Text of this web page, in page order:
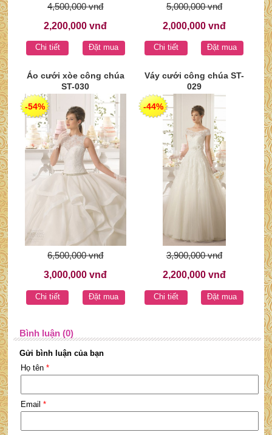
4,500,000 vnđ
2,200,000 vnđ
Chi tiết Đặt mua
5,000,000 vnđ
2,000,000 vnđ
Chi tiết Đặt mua
Áo cưới xòe công chúa
ST-030
-54%
6,500,000 vnđ
3,000,000 vnđ
Chi tiết Đặt mua
Váy cưới công chúa ST-
029
-44%
3,900,000 vnđ
2,200,000 vnđ
Chi tiết Đặt mua
Bình luận (0)
Gửi bình luận của bạn
Họ tên *
Email *